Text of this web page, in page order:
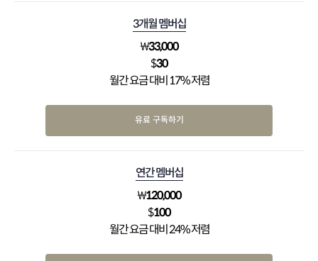
3개월 멤버십
₩33,000
$30
월간 요금 대비 17% 저렴
유료 구독하기
연간 멤버십
₩120,000
$100
월간 요금 대비 24% 저렴